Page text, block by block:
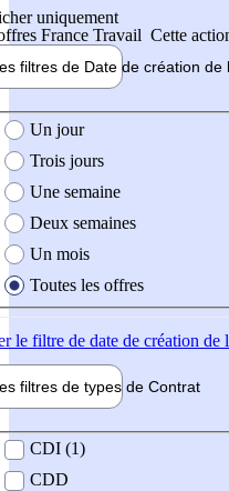
uniquement
France Travail Cette
filtres de Date de création de
création de l'offre
Un jour
Trois jours
Une semaine
Deux semaines
Un mois
Toutes les offres
le filtre de date de création de
filtres de types de Contrat
contrat
CDI (1)
CDD